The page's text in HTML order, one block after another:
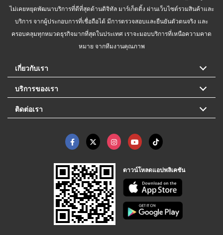
ไม่เคยหยุดพัฒนาบริการที่ดีที่สุดด้านดิจิทัล มาร์เก็ตติ้ง ผ่านเว็บไซต์รวมสินค้าและ
บริการ จากผู้ประกอบการที่เชื่อถือได้ มีการตรวจสอบและยืนยันตัวตนจริง และ
ครอบคลุมทุกหมวดธุรกิจมากที่สุดในประเทศ เราจะมอบบริการที่เหนือความคาด
หมาย จากทีมงานคุณภาพ
เกี่ยวกับเรา
บริการของเรา
ติดต่อเรา
ดาวน์โหลดแอปพลิเคชัน